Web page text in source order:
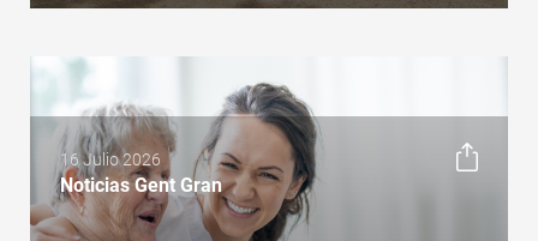
16 Julio 2026
Noticias Gent Gran